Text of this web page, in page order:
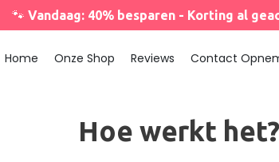
🐾 Vandaag: 40% besparen - Korting al
Home Onze Shop Reviews Contact
Hoe werkt het?